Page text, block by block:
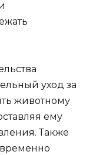
уход за
животному
ему
Также